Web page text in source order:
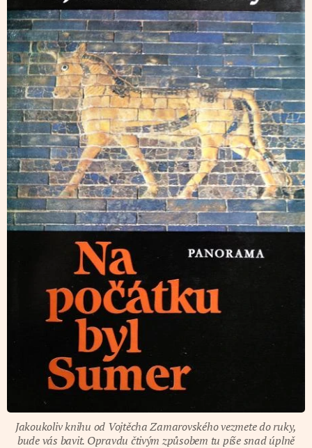
Jakoukoliv knihu od Vojtěcha Zamarovského vezmete do ruky,
bude vás bavit. Opravdu čtivým způsobem tu píše snad úplně